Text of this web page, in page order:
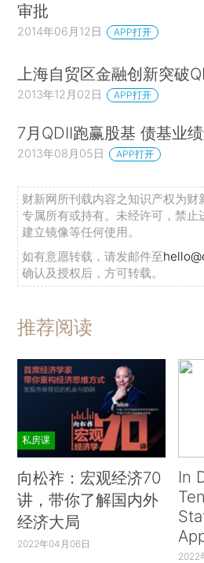
审批
2014年06月12日 APP打开
上海自贸区金融创新突破
2013年12月02日 APP打开
7月QDII跑赢股基 债基业
2013年08月05日 APP打开
财新网所刊载内容之知识产权为财
专属所有或持有。未经许可，禁止
建立镜像等任何使用。
如有意愿转载，请发邮件至
确认及授权后，方可转载。
推荐阅读
私房课
向松祚：宏观经济70
讲，带你了解国内外
经济大局
2022年04月06日
In
2022